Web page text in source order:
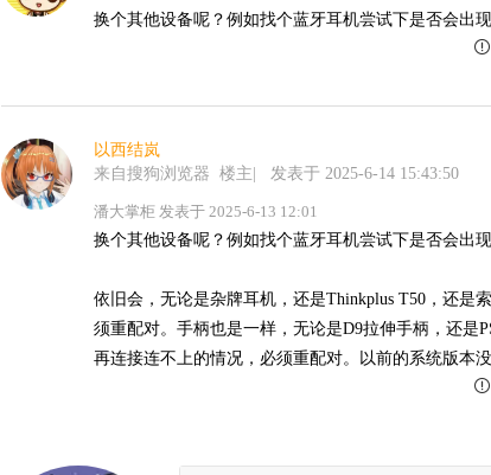
换个其他设备呢？例如找个蓝牙耳机尝试下是否会出
以西结岚
来自搜狗浏览器 楼主 发表于 2025-6-14 15:43:50
潘大掌柜 发表于 2025-6-13 12:01
换个其他设备呢？例如找个蓝牙耳机尝试下是否会出
依旧会，无论是杂牌耳机，还是Thinkplus T50，还是
须重配对。手柄也是一样，无论是D9拉伸手柄，还是
再连接连不上的情况，必须重配对。以前的系统版本